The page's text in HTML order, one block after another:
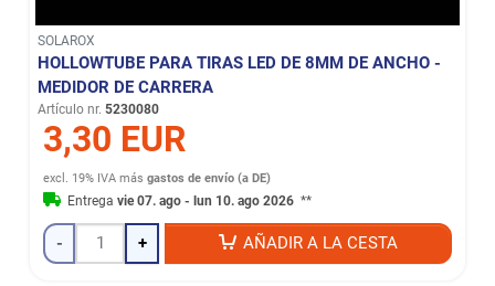
SOLAROX
HOLLOWTUBE PARA TIRAS LED DE 8MM DE ANCHO -
MEDIDOR DE CARRERA
Artículo nr. 5230080
3,30 EUR
excl. 19% IVA másgastos de envío (a DE)
Entregavie 07. ago - lun 10. ago 2026 **
- + AÑADIR A LA CESTA